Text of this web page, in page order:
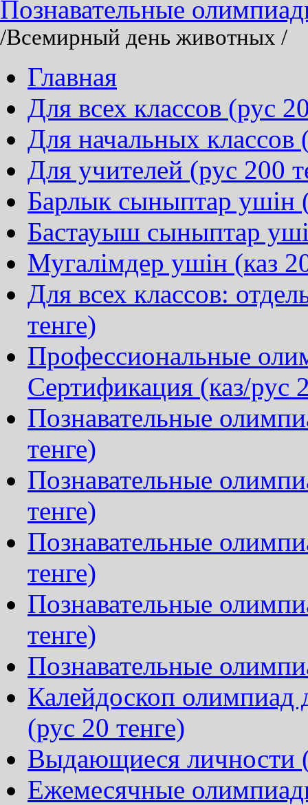
Познавательные
/Всемирный день животных /
Главная
Для всех классов (рус
Для начальных классов
Для учителей (рус 200
Барлык сыныптар ушін
Бастауыш сыныптар
Мугалімдер ушін (каз
Для всех классов:
тенге)
Профессиональные
Сертификация (каз/рус
Познавательные
тенге)
Познавательные
тенге)
Познавательные
тенге)
Познавательные
тенге)
Познавательные
Калейдоскоп олимпиад
(рус 20 тенге)
Выдающиеся личности
Ежемесячные